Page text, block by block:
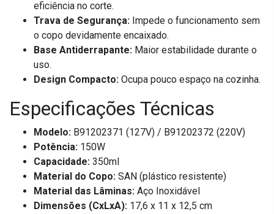
eficiência no corte.
Trava de Segurança: Impede o funcionamento sem
o copo devidamente encaixado.
Base Antiderrapante: Maior estabilidade durante o
uso.
Design Compacto: Ocupa pouco espaço na cozinha.
Especificações Técnicas
Modelo: B91202371 (127V) / B91202372 (220V)
Potência: 150W
Capacidade: 350ml
Material do Copo: SAN (plástico resistente)
Material das Lâminas: Aço Inoxidável
Dimensões (CxLxA): 17,6 x 11 x 12,5 cm